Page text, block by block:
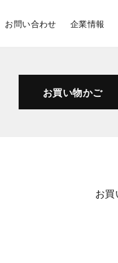
お問い合わせ 企業情報
お買い物かご
お買